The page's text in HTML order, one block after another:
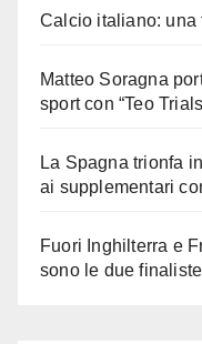
Calcio italiano: una
Matteo Soragna
sport con “Teo
La Spagna trionfa
ai supplementari
Fuori Inghilterra e
sono le due